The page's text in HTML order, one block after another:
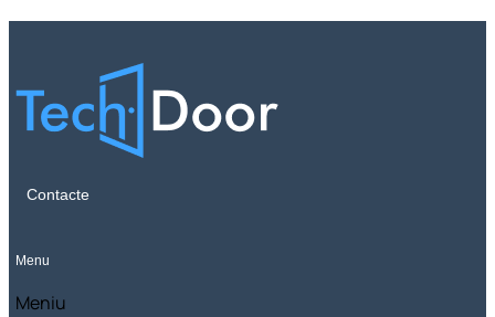
Contacte
Menu
Meniu